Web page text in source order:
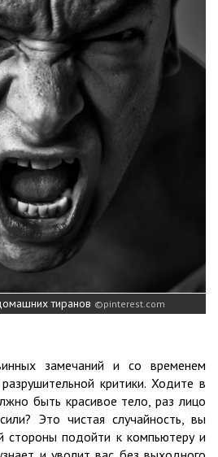
тиранов pinterest.com
замечаний и со временем
критики. Ходите в
быть красивое тело, раз лицо
Это чистая случайность, вы
стороны подойти к компьютеру и